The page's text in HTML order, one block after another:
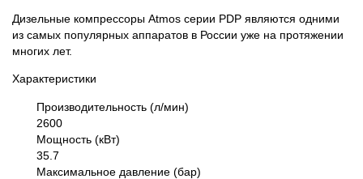
Дизельные компрессоры Atmos серии PDP являются одними
из самых популярных аппаратов в России уже на протяжении
многих лет.
Характеристики
Производительность (л/мин)
2600
Мощность (кВт)
35.7
Максимальное давление (бар)